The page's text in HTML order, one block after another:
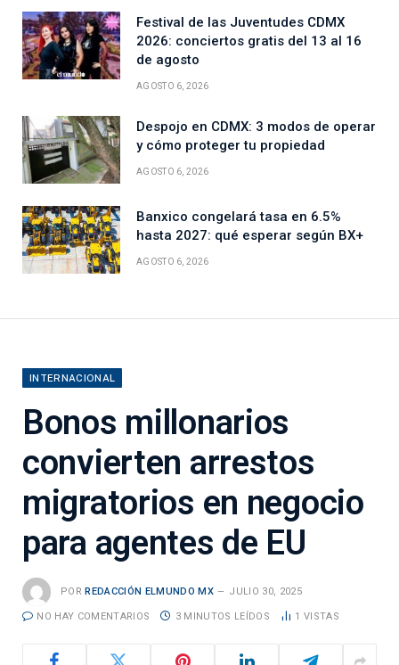
Festival de las Juventudes CDMX
2026: conciertos gratis del 13 al 16
de agosto
AGOSTO 6, 2026
Despojo en CDMX: 3 modos de operar
y cómo proteger tu propiedad
AGOSTO 6, 2026
Banxico congelará tasa en 6.5%
hasta 2027: qué esperar según BX+
AGOSTO 6, 2026
INTERNACIONAL
Bonos millonarios
convierten arrestos
migratorios en negocio
para agentes de EU
POR REDACCIÓN ELMUNDO MX JULIO 30, 2025
NO HAY COMENTARIOS 3 MINUTOS LEÍDOS 1 VISTAS